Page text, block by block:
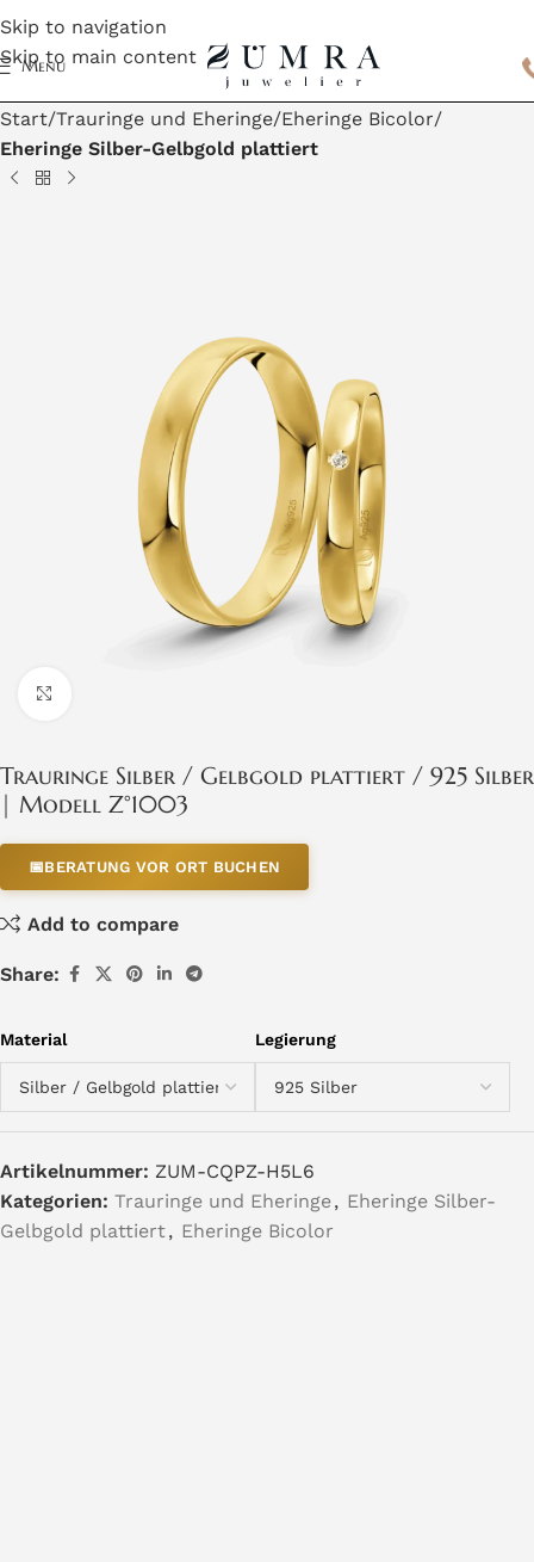
Skip to navigation
Skip to main content
Menu
Start Trauringe und Eheringe Eheringe Bicolor
Eheringe Silber-Gelbgold plattiert
Trauringe Silber / Gelbgold plattiert / 925 Silber
| Modell Z°1003
📅BERATUNG VOR ORT BUCHEN
Add to compare
Share:
Material Legierung
Artikelnummer: ZUM-CQPZ-H5L6
Kategorien: Trauringe und Eheringe, Eheringe Silber-
Gelbgold plattiert, Eheringe Bicolor